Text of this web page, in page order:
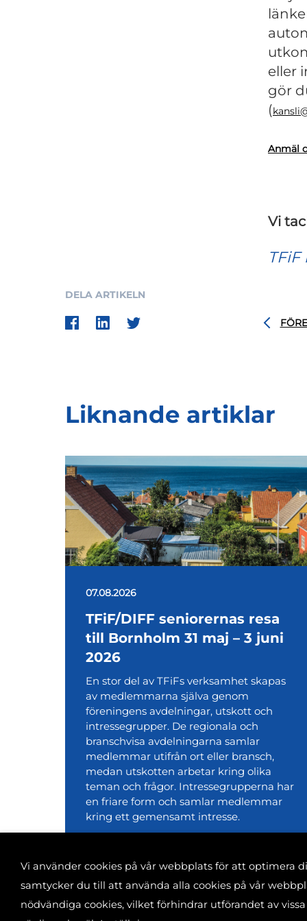
eller
gör
(
Anmäl
Vi
DELA ARTIKELN
Liknande artiklar
07.08.2026
TFiF/DIFF seniorernas resa
till Bornholm 31 maj – 3 juni
2026
En stor del av TFiFs verksamhet skapas
av medlemmarna själva genom
föreningens avdelningar, utskott och
intressegrupper. De regionala och
branschvisa avdelningarna samlar
medlemmar utifrån ort eller bransch,
medan utskotten arbetar kring olika
teman och frågor. Intressegrupperna har
en friare form och samlar medlemmar
kring ett gemensamt intresse.
Vi använder cookies på vår webbplats för att optimera
samtycker du till att använda alla cookies på vår
nödvändiga cookies, vilket förhindrar utförandet av